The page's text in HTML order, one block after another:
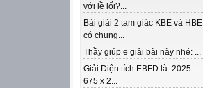
với lề lối?...
Bài giải 2 tam giác KBE và HBE
có chung...
Thầy giúp e giải bài này nhé: ...
Giải Diện tích EBFD là: 2025 -
675 x 2...